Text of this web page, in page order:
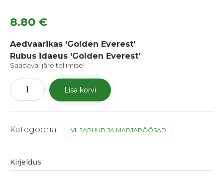
8.80 €
Aedvaarikas ‘Golden Everest’
Rubus idaeus ‘Golden Everest’
Saadaval järeltellimisel
Aedvaarikas
'Golden
Everest'
Lisa korvi
Kategooria: VILJAPUUD JA MARJAPÕÕSAD
Kirjeldus